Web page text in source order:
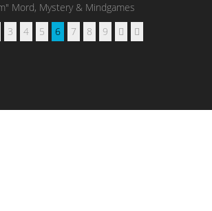
Mord, Mystery & Mindgames
3
4 5 6 7 8 9